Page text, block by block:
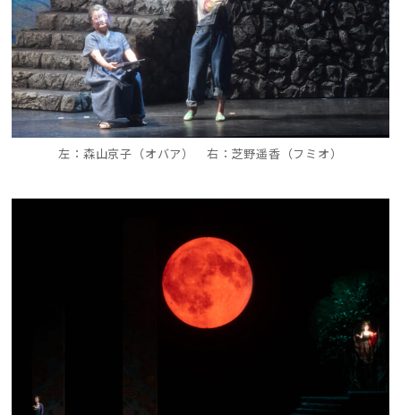
左：森山京子（オバア） 右：芝野遥香（フミオ）